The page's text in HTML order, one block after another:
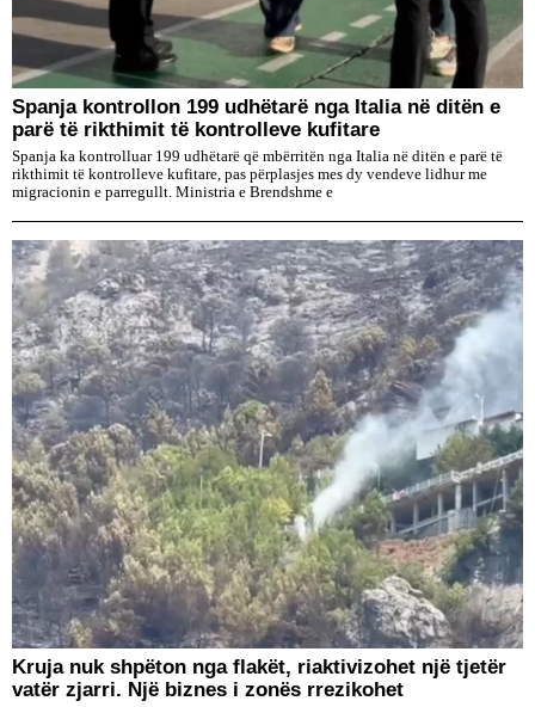
Spanja kontrollon 199 udhëtarë nga Italia në ditën e
parë të rikthimit të kontrolleve kufitare
Spanja ka kontrolluar 199 udhëtarë që mbërritën nga Italia në ditën e parë të
rikthimit të kontrolleve kufitare, pas përplasjes mes dy vendeve lidhur me
migracionin e parregullt. Ministria e Brendshme e
Kruja nuk shpëton nga flakët, riaktivizohet një tjetër
vatër zjarri. Një biznes i zonës rrezikohet